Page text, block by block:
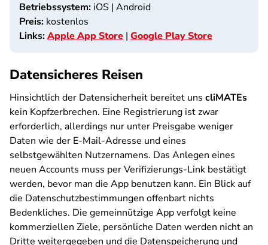
Betriebssystem: iOS | Android
Preis: kostenlos
Links:Apple App Store | Google Play Store
Datensicheres Reisen
Hinsichtlich der Datensicherheit bereitet uns cliMATEs
kein Kopfzerbrechen. Eine Registrierung ist zwar
erforderlich, allerdings nur unter Preisgabe weniger
Daten wie der E-Mail-Adresse und eines
selbstgewählten Nutzernamens. Das Anlegen eines
neuen Accounts muss per Verifizierungs-Link bestätigt
werden, bevor man die App benutzen kann. Ein Blick auf
die Datenschutzbestimmungen offenbart nichts
Bedenkliches. Die gemeinnützige App verfolgt keine
kommerziellen Ziele, persönliche Daten werden nicht an
Dritte weitergegeben und die Datenspeicherung und